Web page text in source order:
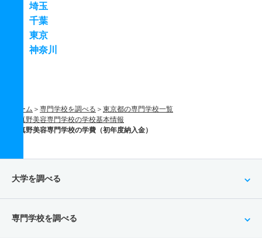
埼玉
千葉
東京
神奈川
ホーム 専門学校を調べる
東京都の専門学校一覧
真野美容専門学校の学校基本情報
真野美容専門学校の学費（初年度納入金）
大学を調べる
専門学校を調べる